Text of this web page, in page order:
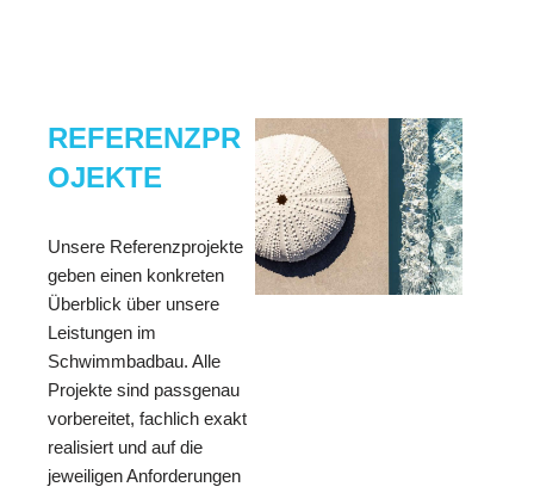
REFERENZPR
OJEKTE
Unsere Referenzprojekte
geben einen konkreten
Überblick über unsere
Leistungen im
Schwimmbadbau. Alle
Projekte sind passgenau
vorbereitet, fachlich exakt
realisiert und auf die
jeweiligen Anforderungen